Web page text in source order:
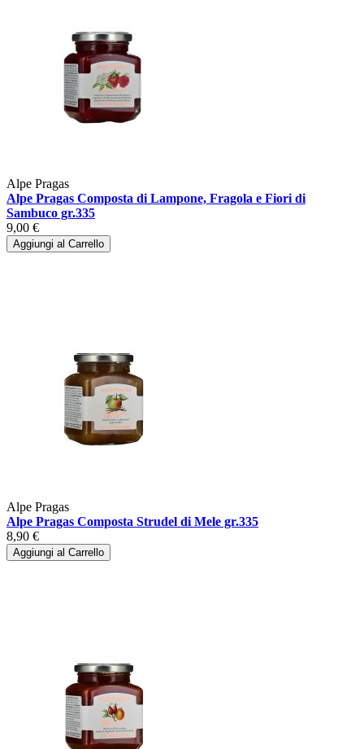
Alpe Pragas
Alpe Pragas Composta di Lampone, Fragola e Fiori di
Sambuco gr.335
9,00 €
Aggiungi al Carrello
Alpe Pragas
Alpe Pragas Composta Strudel di Mele gr.335
8,90 €
Aggiungi al Carrello